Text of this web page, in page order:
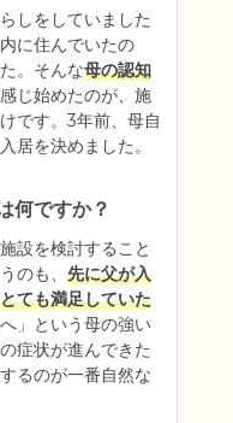
しをしていました
に住んでいたの
。そんな母の認知
じ始めたのが、施
です。3年前、母自
居を決めました。
何ですか？
設を検討すること
のも、 先に父が入
ても満足していた
」という母の強い
症状が進んできた
るのが一番自然な